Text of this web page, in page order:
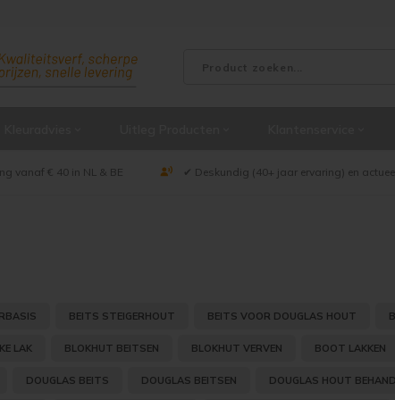
vanaf € 40 in NL & BE ✔ Deskundig (40+ jaar ervaring) en
BEITS STEIGERHOUT BEITS VOOR DOUGLAS HOUT
LAK BLOKHUT BEITSEN BLOKHUT VERVEN BOOT LAKKEN
DOUGLAS BEITS DOUGLAS BEITSEN DOUGLAS HOUT